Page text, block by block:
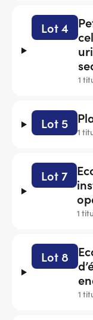
Lot 4
1
Lot 5
1
Lot 7
1
Lot 8
1